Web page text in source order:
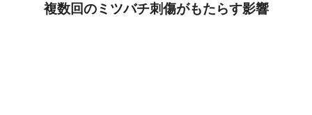
複数回のミツバチ刺傷がもたらす影響